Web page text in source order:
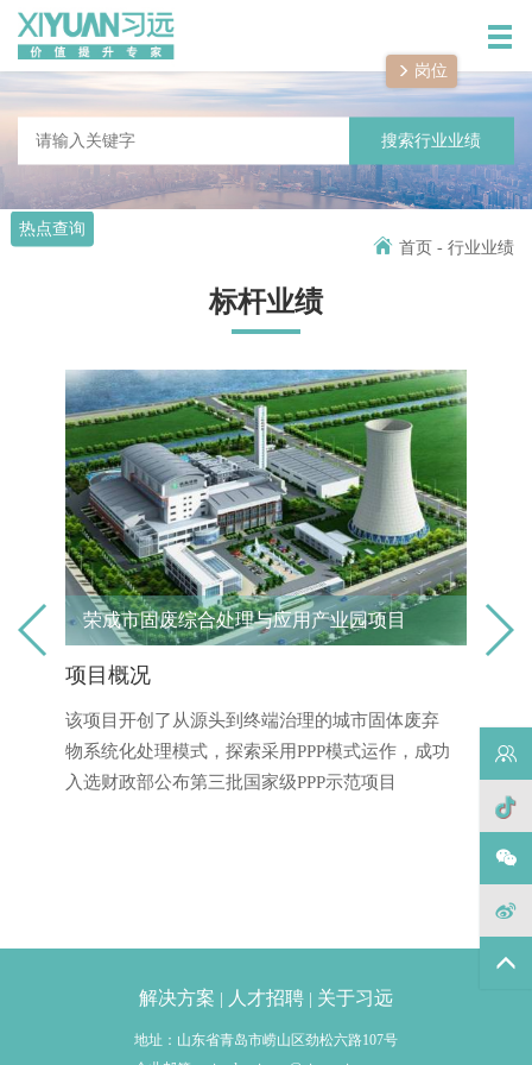
岗位
行业业绩
职业发展
资讯动态
关于习远
热点查询
搜索行业业绩
首页 - 行业业绩
标杆业绩
荣成市固废综合处理与应用产业园项目
项目概况
该项目开创了从源头到终端治理的城市固体废弃
物系统化处理模式，探索采用PPP模式运作，成功
入选财政部公布第三批国家级PPP示范项目
青
项目
待中
解决方案 | 人才招聘 | 关于习远
地址：山东省青岛市崂山区劲松六路107号
客服